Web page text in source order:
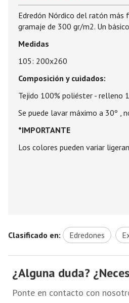
Edredón Nórdico del ratón más
gramaje de 300 gr/m2. Un
Medidas
105: 200x260
Composición y cuidados:
Tejido 100% poliéster - relleno
Se puede lavar máximo a 30º ,
*IMPORTANTE
Los colores pueden variar
Clasificado en: Edredones
¿Alguna duda?
Ponte en contacto con